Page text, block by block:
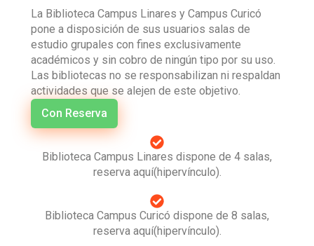
La Biblioteca Campus Linares y Campus Curicó
pone a disposición de sus usuarios salas de
estudio grupales con fines exclusivamente
académicos y sin cobro de ningún tipo por su uso.
Las bibliotecas no se responsabilizan ni respaldan
actividades que se alejen de este objetivo.
Con Reserva
Biblioteca Campus Linares dispone de 4 salas,
reserva aquí(hipervínculo).
Biblioteca Campus Curicó dispone de 8 salas,
reserva aquí(hipervínculo).